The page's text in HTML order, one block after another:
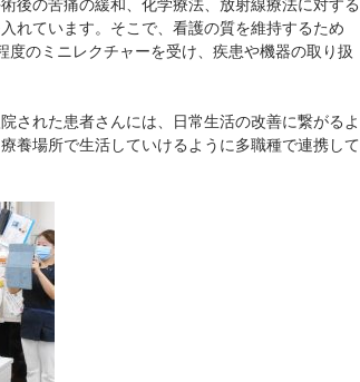
れています。そこで、看護の質を維持するため
のミニレクチャーを受け、疾患や機器の取り扱
された患者さんには、日常生活の改善に繋がるよ
養場所で生活していけるように多職種で連携して